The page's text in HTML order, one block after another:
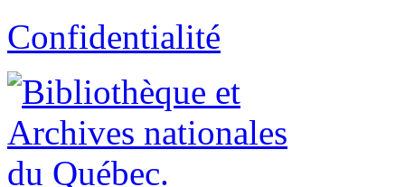
Confidentialité